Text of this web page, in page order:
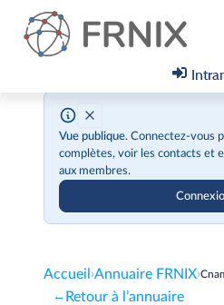
Vue publique. Connectez-vous
complètes, voir les contacts et
aux membres.
Accueil ›Annuaire FRNIX›
← Retour à l’annuaire